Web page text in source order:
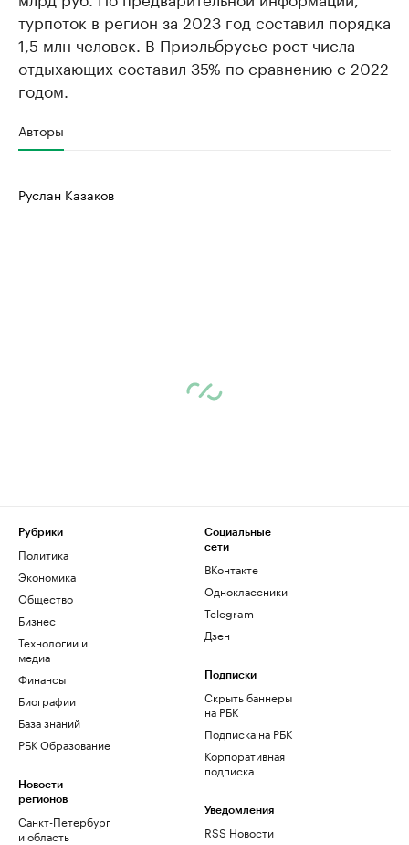
турпоток в регион за 2023 год составил порядка
1,5 млн человек. В Приэльбрусье рост числа
отдыхающих составил 35% по сравнению с 2022
годом.
Авторы
Руслан Казаков
Рубрики
Политика
Экономика
Общество
Бизнес
Технологии и
медиа
Финансы
Биографии
База знаний
РБК Образование
Новости
регионов
Санкт-Петербург
и область
Социальные
сети
ВКонтакте
Одноклассники
Telegram
Дзен
Подписки
Скрыть баннеры
на РБК
Подписка на РБК
Корпоративная
подписка
Уведомления
RSS Новости